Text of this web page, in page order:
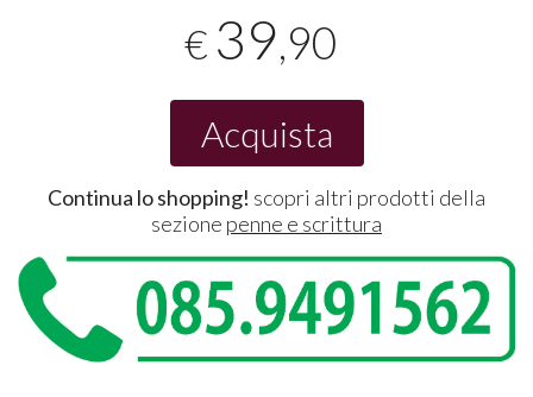
€ 39,90
Acquista
Continua lo shopping! scopri altri prodotti della
sezione penne e scrittura